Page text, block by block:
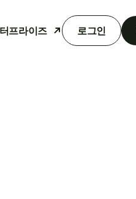
프라이즈 로그인